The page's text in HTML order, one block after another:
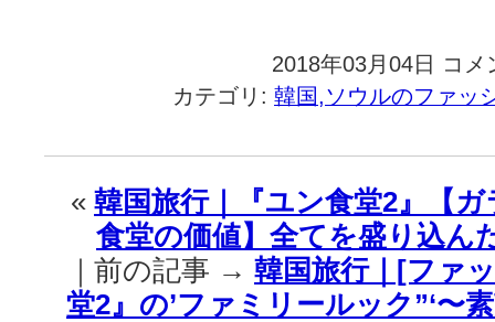
2018年03月04日
韓
旅
｜
ヒ
–
チ
コメ
カテゴリ: 韓国,ソウルのファッ
« 韓国旅行｜『ユン食堂2』【
食堂の価値】全てを盛り込ん
｜前の記事 → 韓国旅行｜[ファ
堂2』の’ファミリールック”‘〜